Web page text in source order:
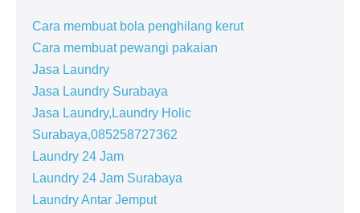
Cara membuat bola penghilang kerut
Cara membuat pewangi pakaian
Jasa Laundry
Jasa Laundry Surabaya
Jasa Laundry,Laundry Holic
Surabaya,085258727362
Laundry 24 Jam
Laundry 24 Jam Surabaya
Laundry Antar Jemput